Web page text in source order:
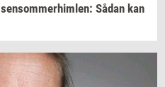
sen­som­mer­him­len: Sådan kan